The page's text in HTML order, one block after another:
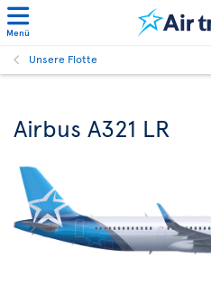
Menü
Unsere Flotte
Airbus A321 LR